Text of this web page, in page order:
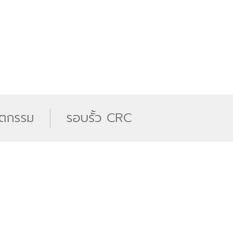
กรรม รอบรั้ว CRC